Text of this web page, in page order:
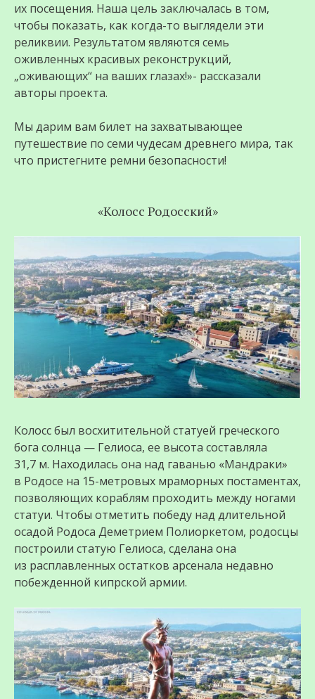
их посещения. Наша цель заключалась в том,
чтобы показать, как когда-то выглядели эти
реликвии. Результатом являются семь
оживленных красивых реконструкций,
„оживающих“ на ваших глазах!»- рассказали
авторы проекта.
Мы дарим вам билет на захватывающее
путешествие по семи чудесам древнего мира, так
что пристегните ремни безопасности!
«Колосс Родосский»
Колосс был восхитительной статуей греческого
бога солнца — Гелиоса, ее высота составляла
31,7 м. Находилась она над гаванью «Мандраки»
в Родосе на 15-метровых мраморных постаментах,
позволяющих кораблям проходить между ногами
статуи. Чтобы отметить победу над длительной
осадой Родоса Деметрием Полиоркетом, родосцы
построили статую Гелиоса, сделана она
из расплавленных остатков арсенала недавно
побежденной кипрской армии.